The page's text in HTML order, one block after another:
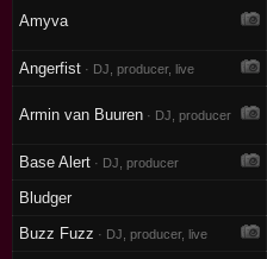
Amyva
Angerfist · DJ, producer, live
Armin van Buuren · DJ, producer
Base Alert · DJ, producer
Bludger
Buzz Fuzz · DJ, producer, live